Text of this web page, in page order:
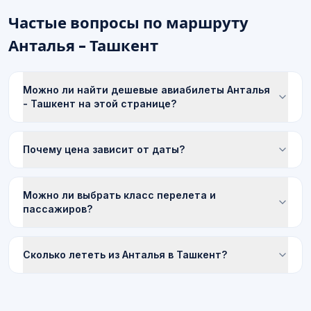
Частые вопросы по маршруту
Анталья - Ташкент
Можно ли найти дешевые авиабилеты Анталья
- Ташкент на этой странице?
Почему цена зависит от даты?
Можно ли выбрать класс перелета и
пассажиров?
Сколько лететь из Анталья в Ташкент?